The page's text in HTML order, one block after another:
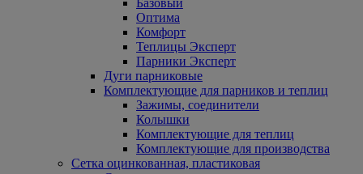
Базовый
Оптима
Комфорт
Теплицы Эксперт
Парники Эксперт
Дуги парниковые
Комплектующие для парников и теплиц
Зажимы, соединители
Колышки
Комплектующие для теплиц
Комплектующие для производства
Сетка оцинкованная, пластиковая